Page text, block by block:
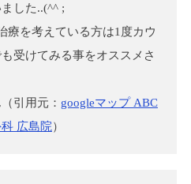
した..(^^ ;
療を考えている方は1度カウ
受けてみる事をオススメさ
引用元： googleマップ ABC
広島院）